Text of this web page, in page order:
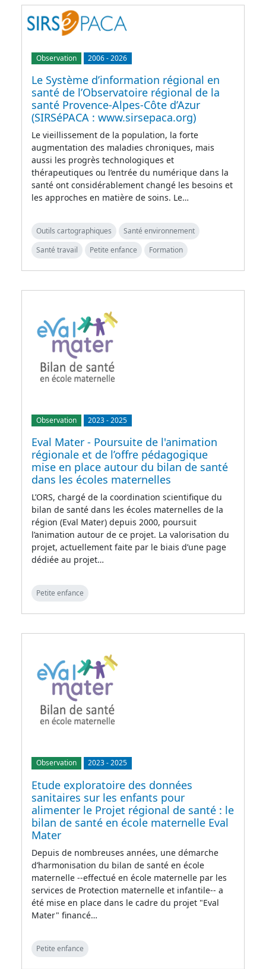
Observation 2006-2026
Le Système d’information régional en
santé de l’Observatoire régional de la
santé Provence-Alpes-Côte d’Azur
(SIRSéPACA : www.sirsepaca.org)
Le vieillissement de la population, la forte
augmentation des maladies chroniques, mais
aussi les progrès technologiques et
thérapeutiques ou l’entrée du numérique dans la
santé ont considérablement changé les besoins et
les approches en matière de soins. Le…
Outils cartographiques
Santé environnement
Santé travail
Petite enfance Formation
Observation 2023-2025
Eval Mater - Poursuite de l'animation
régionale et de l’offre pédagogique
mise en place autour du bilan de santé
dans les écoles maternelles
L’ORS, chargé de la coordination scientifique du
bilan de santé dans les écoles maternelles de la
région (Eval Mater) depuis 2000, poursuit
l’animation autour de ce projet. La valorisation du
projet, actuellement faite par le biais d’une page
dédiée au projet…
Petite enfance
Observation 2023-2025
Etude exploratoire des données
sanitaires sur les enfants pour
alimenter le Projet régional de santé : le
bilan de santé en école maternelle Eval
Mater
Depuis de nombreuses années, une démarche
d’harmonisation du bilan de santé en école
maternelle --effectué en école maternelle par les
services de Protection maternelle et infantile-- a
été mise en place dans le cadre du projet "Eval
Mater" financé…
Petite enfance